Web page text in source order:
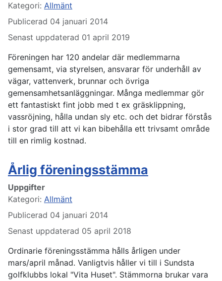
Kategori: Allmänt
Publicerad 04 januari 2014
Senast uppdaterad 01 april 2019
Föreningen har 120 andelar där medlemmarna
gemensamt, via styrelsen, ansvarar för underhåll av
vägar, vattenverk, brunnar och övriga
gemensamhetsanläggningar. Många medlemmar gör
ett fantastiskt fint jobb med t ex gräsklippning,
vassröjning, hålla undan sly etc. och det bidrar förstås
i stor grad till att vi kan bibehålla ett trivsamt område
till en rimlig kostnad.
Årlig föreningsstämma
Uppgifter
Kategori: Allmänt
Publicerad 04 januari 2014
Senast uppdaterad 05 april 2018
Ordinarie föreningsstämma hålls årligen under
mars/april månad. Vanligtvis håller vi till i Sundsta
golfklubbs lokal "Vita Huset". Stämmorna brukar vara